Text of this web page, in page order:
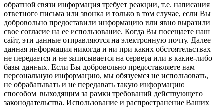
обратной связи информация требует реакции, т.е. написания
ответного письма или звонка и только в том случае, если Вы
добровольно предоставили информацию или явно выразили
свое согласие на ее использование. Когда Вы посещаете наш
сайт, эти данные отправляются на электронную почту. Далее
данная информация никогда и ни при каких обстоятельствах
не передается и не записывается на сервера или в какие-либо
базы данных. Если Вы добровольно предоставляете нам
персональную информацию, мы обязуемся не использовать,
не обрабатывать и не передавать такую информацию
способом, выходящим за рамки требований действующего
законодательства. Использование и распространение Ваших